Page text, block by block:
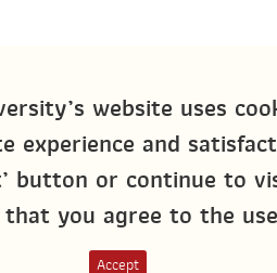
website uses
experience and
button or continue to
you agree to the
Accept